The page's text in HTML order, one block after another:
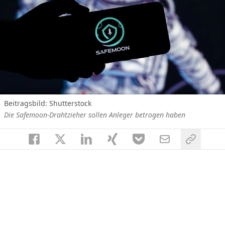
Beitragsbild: Shutterstock
Die Safemoon-Drahtzieher sollen Anleger betrogen haben